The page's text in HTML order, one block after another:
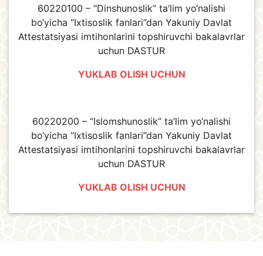
60220100 – “Dinshunoslik” ta’lim yo‘nalishi
bo‘yicha “Ixtisoslik fanlari”dan Yakuniy Davlat
Attestatsiyasi imtihonlarini topshiruvchi bakalavrlar
uchun DASTUR
YUKLAB OLISH UCHUN
60220200 – “Islomshunoslik” ta’lim yo‘nalishi
bo‘yicha “Ixtisoslik fanlari”dan Yakuniy Davlat
Attestatsiyasi imtihonlarini topshiruvchi bakalavrlar
uchun DASTUR
YUKLAB OLISH UCHUN